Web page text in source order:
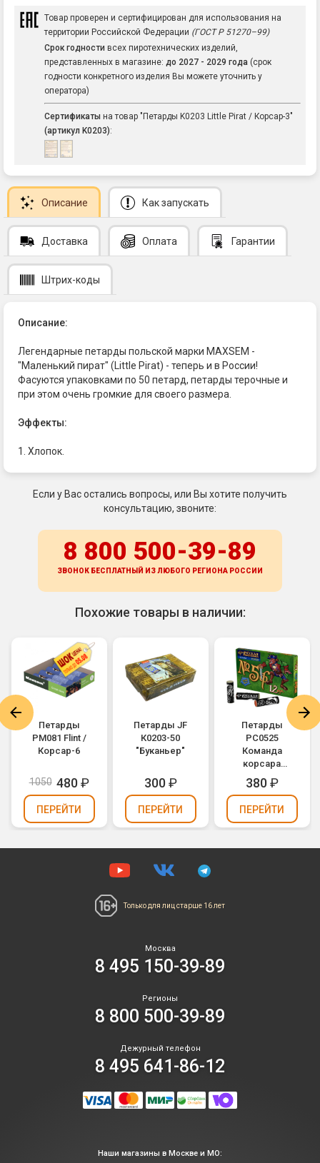
Товар проверен и сертифицирован для использования на
территории Российской Федерации (ГОСТ Р 51270–99)
Срок годности всех пиротехнических изделий,
представленных в магазине: до 2027 - 2029 года (срок
годности конкретного изделия Вы можете уточнить у
оператора)
Сертификаты на товар "Петарды K0203 Little Pirat / Корсар-3"
(артикул K0203):
Описание Как запускать
Доставка Оплата Гарантии
Штрих-коды
Описание:
Легендарные петарды польской марки MAXSEM -
"Маленький пират" (Little Pirat) - теперь и в России!
Фасуются упаковками по 50 петард, петарды терочные и
при этом очень громкие для своего размера.
Эффекты:
1. Хлопок.
Если у Вас остались вопросы, или Вы хотите получить
консультацию, звоните:
8 800 500-39-89
ЗВОНОК БЕСПЛАТНЫЙ ИЗ ЛЮБОГО РЕГИОНА РОССИИ
Похожие товары в наличии:
Петарды
PM081 Flint /
Корсар-6
1050 480₽
ПЕРЕЙТИ
Петарды JF
К0203-50
"Буканьер"
300₽
ПЕРЕЙТИ
Петарды
РС0525
Команда
корсара
Моргана 5ф /
Корсар-5
фитильный
380₽
ПЕРЕЙТИ
Только для лиц старше 16 лет
Москва
8 495 150-39-89
Регионы
8 800 500-39-89
Дежурный телефон
8 495 641-86-12
Наши магазины в Москве и МО: